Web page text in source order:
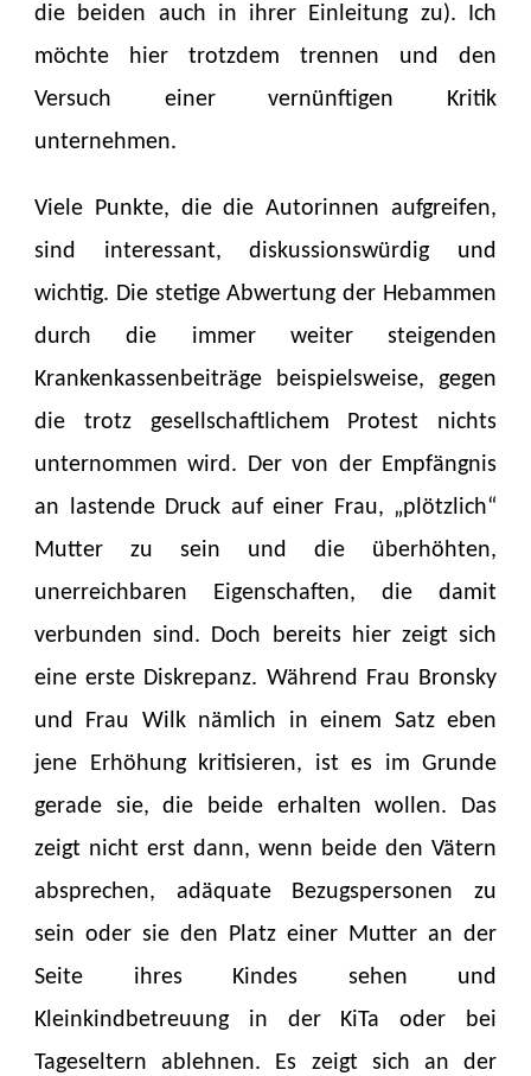
die beiden auch in ihrer Einleitung zu). Ich
möchte hier trotzdem trennen und den
Versuch einer vernünftigen Kritik
unternehmen.
Viele Punkte, die die Autorinnen aufgreifen,
sind interessant, diskussionswürdig und
wichtig. Die stetige Abwertung der Hebammen
durch die immer weiter steigenden
Krankenkassenbeiträge beispielsweise, gegen
die trotz gesellschaftlichem Protest nichts
unternommen wird. Der von der Empfängnis
an lastende Druck auf einer Frau, „plötzlich“
Mutter zu sein und die überhöhten,
unerreichbaren Eigenschaften, die damit
verbunden sind. Doch bereits hier zeigt sich
eine erste Diskrepanz. Während Frau Bronsky
und Frau Wilk nämlich in einem Satz eben
jene Erhöhung kritisieren, ist es im Grunde
gerade sie, die beide erhalten wollen. Das
zeigt nicht erst dann, wenn beide den Vätern
absprechen, adäquate Bezugspersonen zu
sein oder sie den Platz einer Mutter an der
Seite ihres Kindes sehen und
Kleinkindbetreuung in der KiTa oder bei
Tageseltern ablehnen. Es zeigt sich an der